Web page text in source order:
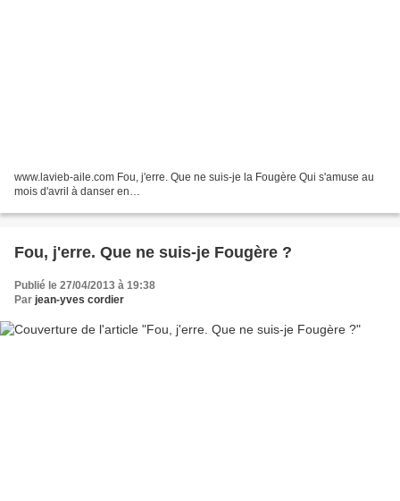
www.lavieb-aile.com Fou, j'erre. Que ne suis-je la Fougère Qui s'amuse au
mois d'avril à danser en…
Fou, j'erre. Que ne suis-je Fougère ?
Publié le 27/04/2013 à 19:38
Par jean-yves cordier